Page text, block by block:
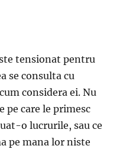
tensionat pentru
se consulta cu
considera ei. Nu
care le primesc
o lucrurile, sau ce
pe mana lor niste